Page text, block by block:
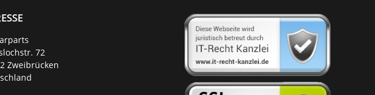
72
Zweibrücken